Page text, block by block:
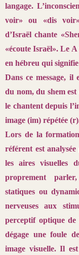
langage.
voir» ou «dis
d’Israëlchante
«écoute Israël». Le A
en hébreu qui
Dans ce message, il
du nom, du shem
le chantent depuis
image (im) répétée
Lors de la
référent est
les aires visuelles
proprement
statiques ou
nerveuses aux
perceptif optique de
dégage une foule
image visuelle. Il